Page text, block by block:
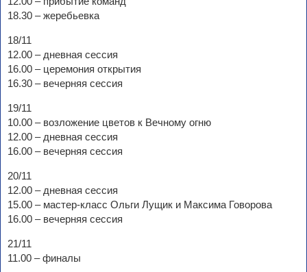
18.30 – жеребьевка
18/11
12.00 – дневная сессия
16.00 – церемония открытия
16.30 – вечерняя сессия
19/11
10.00 – возложение цветов к Вечному огню
12.00 – дневная сессия
16.00 – вечерняя сессия
20/11
12.00 – дневная сессия
15.00 – мастер-класс Ольги Лущик и Максима Говорова
16.00 – вечерняя сессия
21/11
11.00 – финалы